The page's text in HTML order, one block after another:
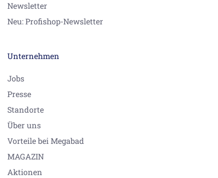
Newsletter
Neu: Profishop-Newsletter
Unternehmen
Jobs
Presse
Standorte
Über uns
Vorteile bei Megabad
MAGAZIN
Aktionen